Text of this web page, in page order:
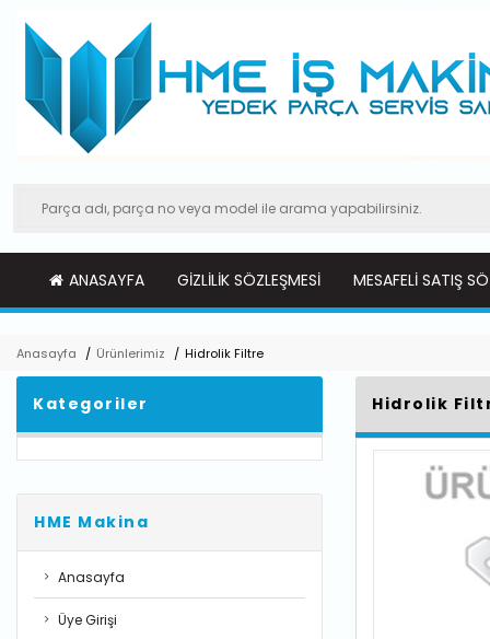
ANASAYFA GIZLILIK SÖZLEŞMESI MESAFELI SATIŞ
Anasayfa / Ürünlerimiz / Hidrolik Filtre
Kategoriler
HME Makina
Anasayfa
Üye Girişi
Hidrolik